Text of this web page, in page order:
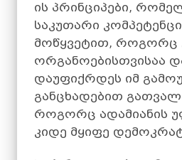
ის პრინციპები,
საკუთარი
მოწყვეტით, როგორც
ორგანოებისთვისაა
დაუფიქრდეს იმ
განცხადებით
როგორც ადამიანის
კიდე მყიფე